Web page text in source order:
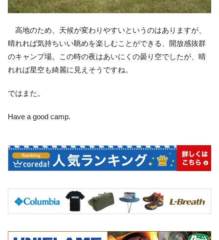
高地のため、天候が変わりやすいというのはありますが、
晴れれば気持ちいい眺めを楽しむことができる、開放感抜群
のキャンプ場。この時の夜はあいにくの曇り空でしたが、晴
れれば星空も綺麗に見えそうですね。
ではまた。
Have a good camp.